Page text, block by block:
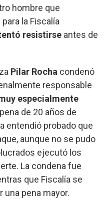
hombre que
la Fiscalía
resistirse antes de
Pilar Rocha condenó
responsable
especialmente
de 20 años de
entendió probado que
aunque no se pudo
ejecutó los
La condena fue
que Fiscalía se
una pena mayor.